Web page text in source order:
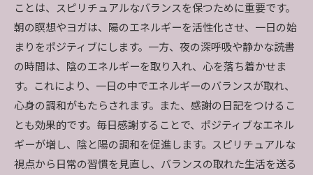
ことは、スピリチュアルなバランスを保つために重要です。
朝の瞑想やヨガは、陽のエネルギーを活性化させ、一日の始
まりをポジティブにします。一方、夜の深呼吸や静かな読書
の時間は、陰のエネルギーを取り入れ、心を落ち着かせま
す。これにより、一日の中でエネルギーのバランスが取れ、
心身の調和がもたらされます。また、感謝の日記をつけるこ
とも効果的です。毎日感謝することで、ポジティブなエネル
ギーが増し、陰と陽の調和を促進します。スピリチュアルな
視点から日常の習慣を見直し、バランスの取れた生活を送る